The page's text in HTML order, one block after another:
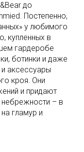
до
Постепенно,
у любимого
купленных в
гардеробе
ботинки и даже
аксессуары
кроя. Они
и придают
небрежности – в
гламур и